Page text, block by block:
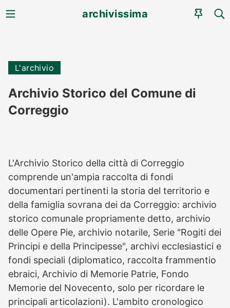
MENU archivissima
L'archivio
Archivio Storico del Comune di
Correggio
L'Archivio Storico della città di Correggio
comprende un'ampia raccolta di fondi
documentari pertinenti la storia del territorio e
della famiglia sovrana dei da Correggio: archivio
storico comunale propriamente detto, archivio
delle Opere Pie, archivio notarile, Serie "Rogiti dei
Principi e della Principesse", archivi ecclesiastici e
fondi speciali (diplomatico, raccolta frammentio
ebraici, Archivio di Memorie Patrie, Fondo
Memorie del Novecento, solo per ricordare le
principali articolazioni). L'ambito cronologico